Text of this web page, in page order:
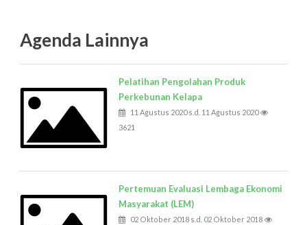
Agenda Lainnya
Pelatihan Pengolahan Produk
Perkebunan Kelapa
11 Agustus 2020 s.d. 11 Agustus 2020
3621
Pertemuan Evaluasi Lembaga Ekonomi
Masyarakat (LEM)
02 Oktober 2018 s.d. 02 Oktober 2018